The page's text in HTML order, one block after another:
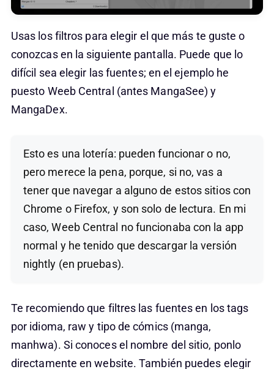
Usas los filtros para elegir el que más te guste o
conozcas en la siguiente pantalla. Puede que lo
difícil sea elegir las fuentes; en el ejemplo he
puesto Weeb Central (antes MangaSee) y
MangaDex.
Esto es una lotería: pueden funcionar o no,
pero merece la pena, porque, si no, vas a
tener que navegar a alguno de estos sitios con
Chrome o Firefox, y son solo de lectura. En mi
caso, Weeb Central no funcionaba con la app
normal y he tenido que descargar la versión
nightly (en pruebas).
Te recomiendo que filtres las fuentes en los tags
por idioma, raw y tipo de cómics (manga,
manhwa). Si conoces el nombre del sitio, ponlo
directamente en website. También puedes elegir